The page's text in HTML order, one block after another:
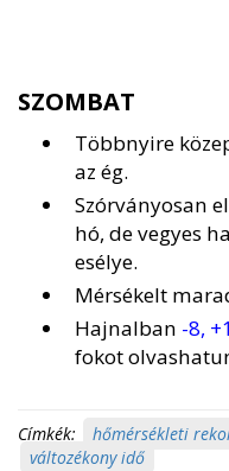
SZOMBAT
Többnyire
az ég.
Szórványosan
hó, de vegyes
esélye.
Mérsékelt
Hajnalban -8, +1
fokot
Címkék: hőmérsékleti
változékony idő